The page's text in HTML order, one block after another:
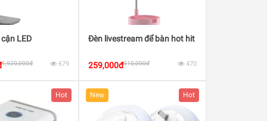
LED
1,920,000đ 679
Đèn livestream để bàn hot hit
259,000đ310,000đ 470
Hot New Hot